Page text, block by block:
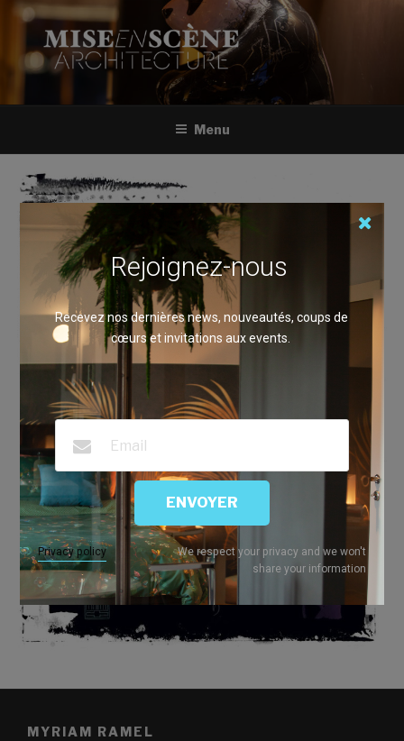
Aller
contenu
principal
MISE EN SCÈNE
Menu
MYRIAM RAMEL
Rejoignez-nous
Recevez nos dernières news, nouveautés, coups de
cœurs et invitations aux events.
ENVOYER
Privacy policy
We respect your privacy and we won't
share your information